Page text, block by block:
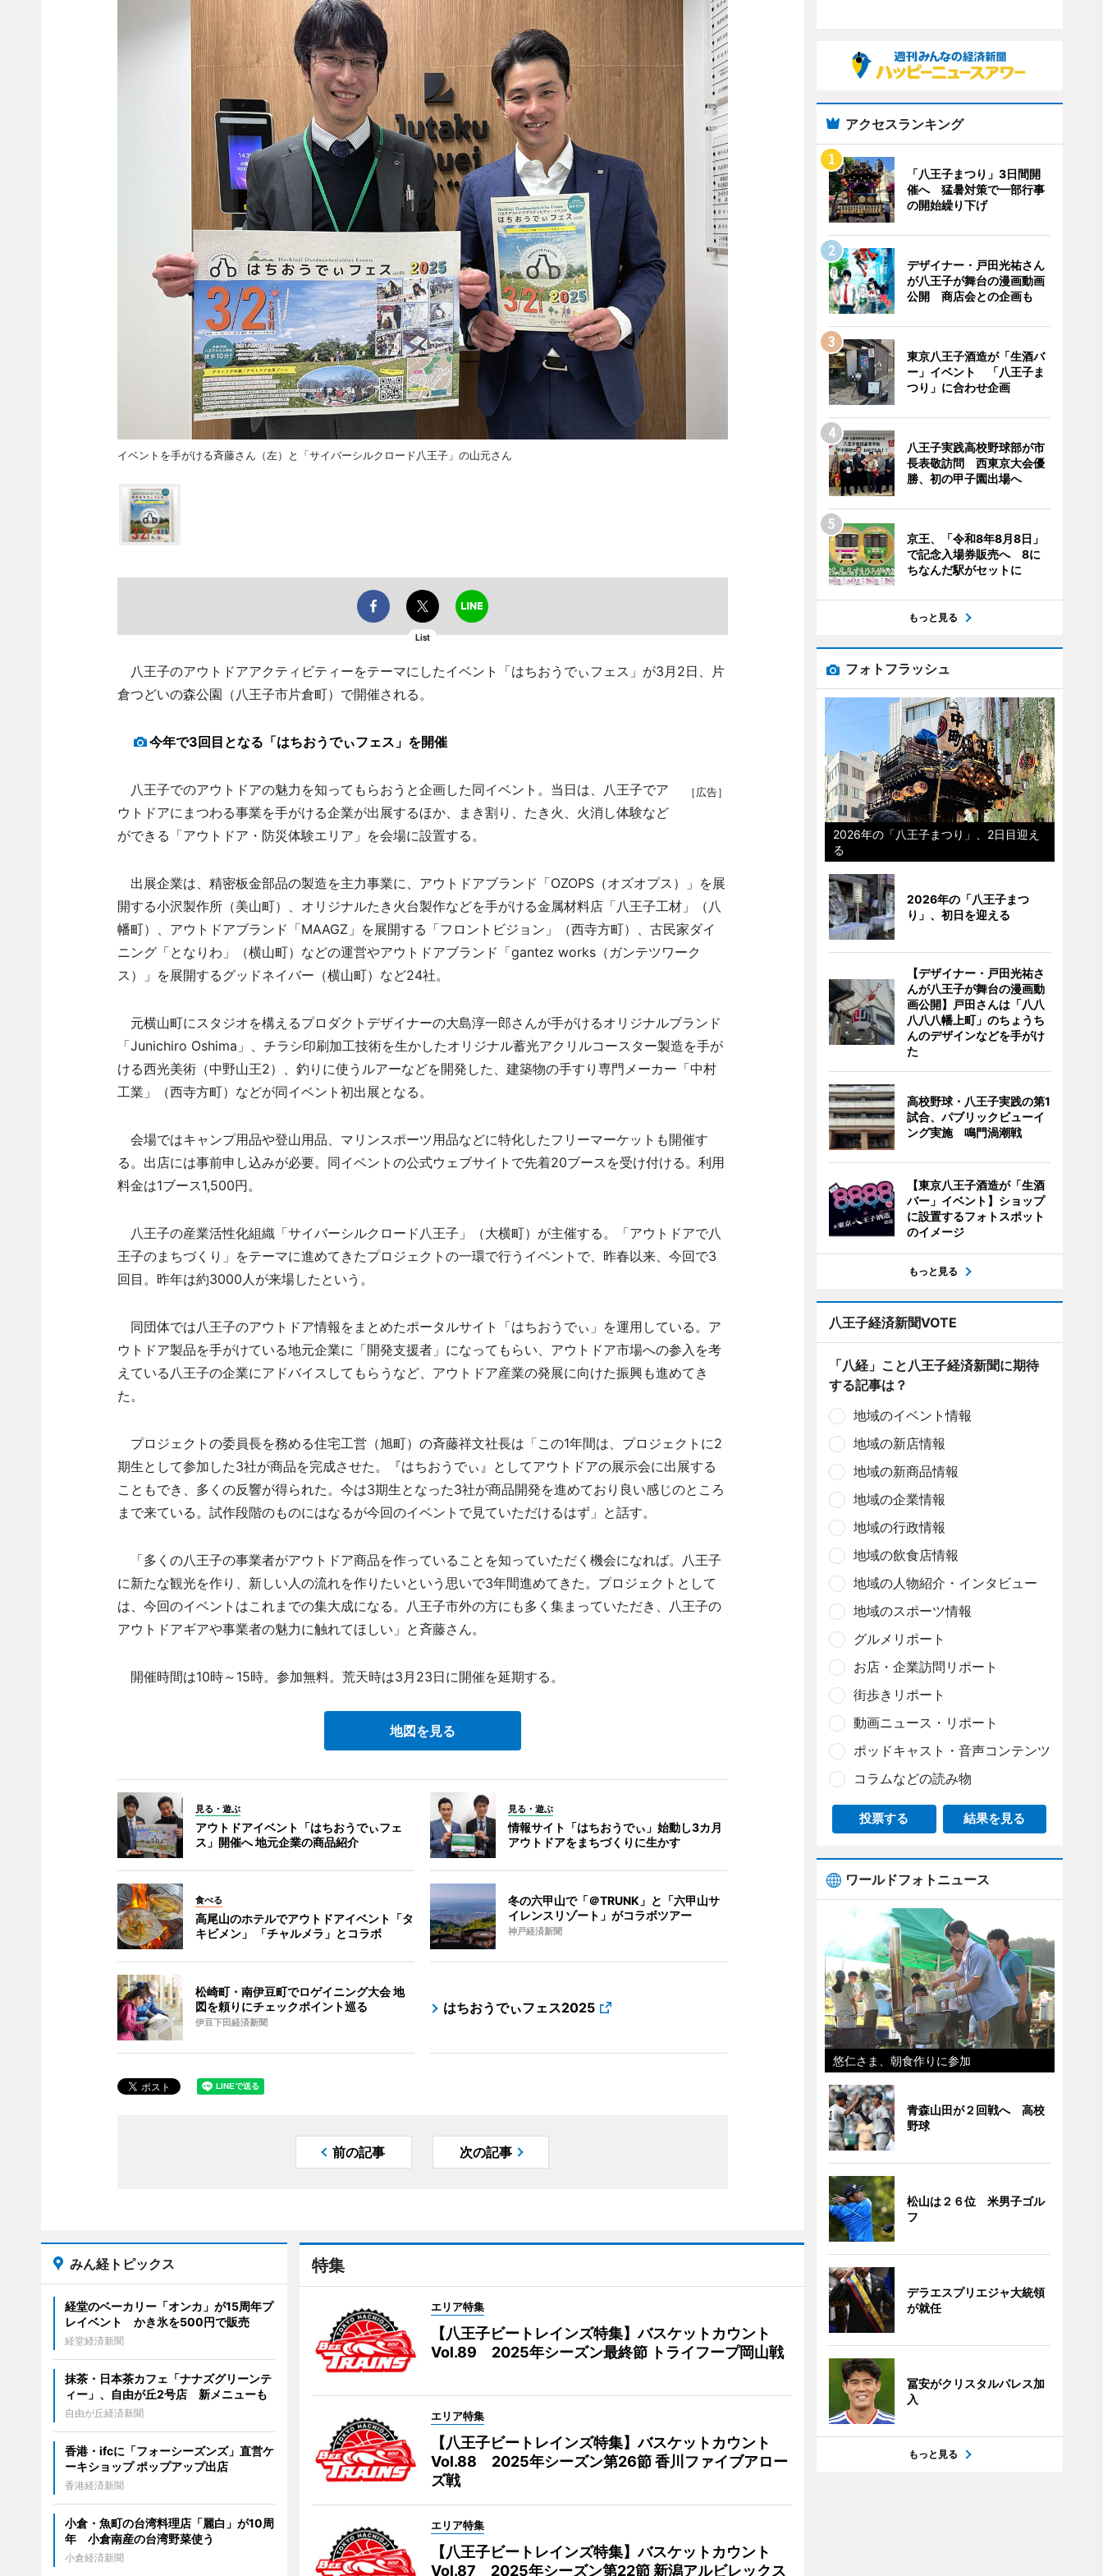
イベントを手がける斉藤さん（左）と「サイバーシルクロード八王子」の山元さん
List
八王子のアウトドアアクティビティーをテーマにしたイベント「はちおうでぃフェス」が3月2日、片
倉つどいの森公園（八王子市片倉町）で開催される。
今年で3回目となる「はちおうでぃフェス」を開催
［広告］
八王子でのアウトドアの魅力を知ってもらおうと企画した同イベント。当日は、八王子でア
ウトドアにまつわる事業を手がける企業が出展するほか、まき割り、たき火、火消し体験など
ができる「アウトドア・防災体験エリア」を会場に設置する。
出展企業は、精密板金部品の製造を主力事業に、アウトドアブランド「OZOPS（オズオプス）」を展
開する小沢製作所（美山町）、オリジナルたき火台製作などを手がける金属材料店「八王子工材」（八
幡町）、アウトドアブランド「MAAGZ」を展開する「フロントビジョン」（西寺方町）、古民家ダイ
ニング「となりわ」（横山町）などの運営やアウトドアブランド「gantez works（ガンテツワーク
ス）」を展開するグッドネイバー（横山町）など24社。
元横山町にスタジオを構えるプロダクトデザイナーの大島淳一郎さんが手がけるオリジナルブランド
「Junichiro Oshima」、チラシ印刷加工技術を生かしたオリジナル蓄光アクリルコースター製造を手が
ける西光美術（中野山王2）、釣りに使うルアーなどを開発した、建築物の手すり専門メーカー「中村
工業」（西寺方町）などが同イベント初出展となる。
会場ではキャンプ用品や登山用品、マリンスポーツ用品などに特化したフリーマーケットも開催す
る。出店には事前申し込みが必要。同イベントの公式ウェブサイトで先着20ブースを受け付ける。利用
料金は1ブース1,500円。
八王子の産業活性化組織「サイバーシルクロード八王子」（大横町）が主催する。「アウトドアで八
王子のまちづくり」をテーマに進めてきたプロジェクトの一環で行うイベントで、昨春以来、今回で3
回目。昨年は約3000人が来場したという。
同団体では八王子のアウトドア情報をまとめたポータルサイト「はちおうでぃ」を運用している。ア
ウトドア製品を手がけている地元企業に「開発支援者」になってもらい、アウトドア市場への参入を考
えている八王子の企業にアドバイスしてもらうなど、アウトドア産業の発展に向けた振興も進めてき
た。
プロジェクトの委員長を務める住宅工営（旭町）の斉藤祥文社長は「この1年間は、プロジェクトに2
期生として参加した3社が商品を完成させた。『はちおうでぃ』としてアウトドアの展示会に出展する
こともでき、多くの反響が得られた。今は3期生となった3社が商品開発を進めており良い感じのところ
まで来ている。試作段階のものにはなるが今回のイベントで見ていただけるはず」と話す。
「多くの八王子の事業者がアウトドア商品を作っていることを知っていただく機会になれば。八王子
に新たな観光を作り、新しい人の流れを作りたいという思いで3年間進めてきた。プロジェクトとして
は、今回のイベントはこれまでの集大成になる。八王子市外の方にも多く集まっていただき、八王子の
アウトドアギアや事業者の魅力に触れてほしい」と斉藤さん。
開催時間は10時～15時。参加無料。荒天時は3月23日に開催を延期する。
地図を見る
見る・遊ぶ
アウトドアイベント「はちおうでぃフェ
ス」開催へ 地元企業の商品紹介
見る・遊ぶ
情報サイト「はちおうでぃ」始動し3カ月
アウトドアをまちづくりに生かす
食べる
高尾山のホテルでアウトドアイベント「タ
キビメン」 「チャルメラ」とコラボ
冬の六甲山で「＠TRUNK」と「六甲山サ
イレンスリゾート」がコラボツアー
神戸経済新聞
松崎町・南伊豆町でロゲイニング大会 地
図を頼りにチェックポイント巡る
伊豆下田経済新聞
はちおうでぃフェス2025
前の記事 次の記事
特集
エリア特集
【八王子ビートレインズ特集】バスケットカウント
Vol.89 2025年シーズン最終節 トライフープ岡山戦
エリア特集
【八王子ビートレインズ特集】バスケットカウント
Vol.88 2025年シーズン第26節 香川ファイブアロー
ズ戦
エリア特集
【八王子ビートレインズ特集】バスケットカウント
Vol.87 2025年シーズン第22節 新潟アルビレックス
みん経トピックス
経堂のベーカリー「オンカ」が15周年プ
レイベント かき氷を500円で販売
経堂経済新聞
抹茶・日本茶カフェ「ナナズグリーンテ
ィー」、自由が丘2号店 新メニューも
自由が丘経済新聞
香港・ifcに「フォーシーズンズ」直営ケ
ーキショップ ポップアップ出店
香港経済新聞
小倉・魚町の台湾料理店「麗白」が10周
年 小倉南産の台湾野菜使う
小倉経済新聞
アクセスランキング
「八王子まつり」3日間開
催へ 猛暑対策で一部行事
の開始繰り下げ
デザイナー・戸田光祐さん
が八王子が舞台の漫画動画
公開 商店会との企画も
東京八王子酒造が「生酒バ
ー」イベント 「八王子ま
つり」に合わせ企画
八王子実践高校野球部が市
長表敬訪問 西東京大会優
勝、初の甲子園出場へ
京王、「令和8年8月8日」
で記念入場券販売へ 8に
ちなんだ駅がセットに
もっと見る
フォトフラッシュ
2026年の「八王子まつり」、2日目迎え
る
2026年の「八王子まつ
り」、初日を迎える
【デザイナー・戸田光祐さ
んが八王子が舞台の漫画動
画公開】戸田さんは「八八
八八八幡上町」のちょうち
んのデザインなどを手がけ
た
高校野球・八王子実践の第1
試合、パブリックビューイ
ング実施 鳴門渦潮戦
【東京八王子酒造が「生酒
バー」イベント】ショップ
に設置するフォトスポット
のイメージ
もっと見る
八王子経済新聞VOTE
「八経」こと八王子経済新聞に期待
する記事は？
地域のイベント情報
地域の新店情報
地域の新商品情報
地域の企業情報
地域の行政情報
地域の飲食店情報
地域の人物紹介・インタビュー
地域のスポーツ情報
グルメリポート
お店・企業訪問リポート
街歩きリポート
動画ニュース・リポート
ポッドキャスト・音声コンテンツ
コラムなどの読み物
投票する 結果を見る
ワールドフォトニュース
悠仁さま、朝食作りに参加
青森山田が２回戦へ 高校
野球
松山は２６位 米男子ゴル
フ
デラエスプリエジャ大統領
が就任
冨安がクリスタルパレス加
入
もっと見る